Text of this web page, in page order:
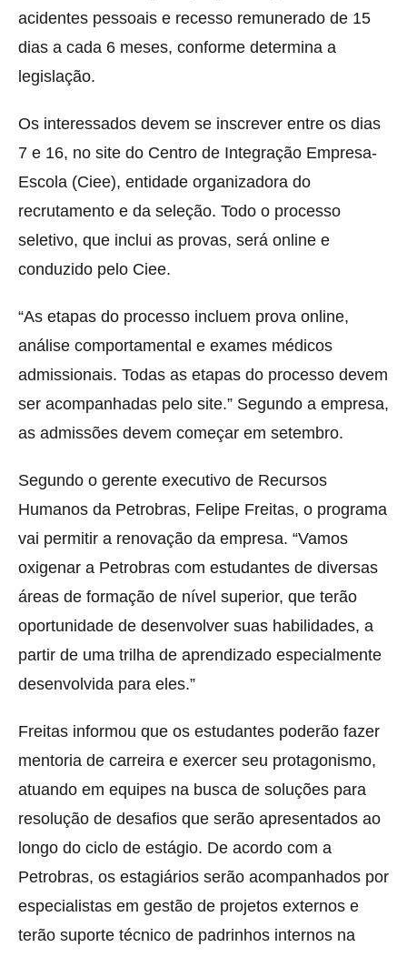
acidentes pessoais e recesso remunerado de 15
dias a cada 6 meses, conforme determina a
legislação.
Os interessados devem se inscrever entre os dias
7 e 16, no site do Centro de Integração Empresa-
Escola (Ciee), entidade organizadora do
recrutamento e da seleção. Todo o processo
seletivo, que inclui as provas, será online e
conduzido pelo Ciee.
“As etapas do processo incluem prova online,
análise comportamental e exames médicos
admissionais. Todas as etapas do processo devem
ser acompanhadas pelo site.” Segundo a empresa,
as admissões devem começar em setembro.
Segundo o gerente executivo de Recursos
Humanos da Petrobras, Felipe Freitas, o programa
vai permitir a renovação da empresa. “Vamos
oxigenar a Petrobras com estudantes de diversas
áreas de formação de nível superior, que terão
oportunidade de desenvolver suas habilidades, a
partir de uma trilha de aprendizado especialmente
desenvolvida para eles.”
Freitas informou que os estudantes poderão fazer
mentoria de carreira e exercer seu protagonismo,
atuando em equipes na busca de soluções para
resolução de desafios que serão apresentados ao
longo do ciclo de estágio. De acordo com a
Petrobras, os estagiários serão acompanhados por
especialistas em gestão de projetos externos e
terão suporte técnico de padrinhos internos na